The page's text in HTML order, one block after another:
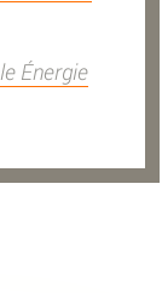
Énergie